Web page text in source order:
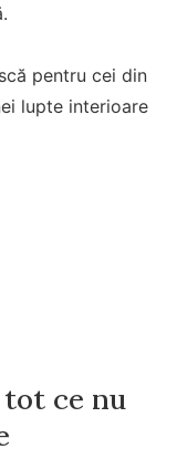
pentru cei din
lupte interioare
tot ce nu